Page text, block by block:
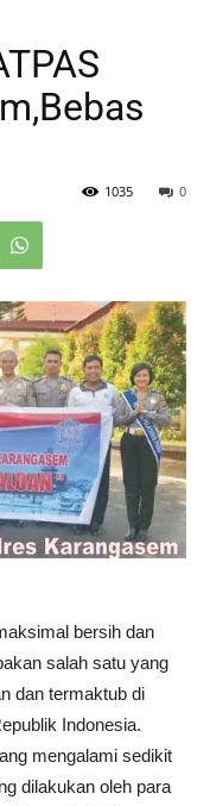
0
1035
bersih dan
salah satu yang
dan termaktub di
Indonesia.
mengalami sedikit
dilakukan oleh para